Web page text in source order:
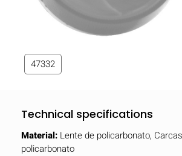
47332
Technical specifications
Material: Lente de policarbonato,
policarbonato